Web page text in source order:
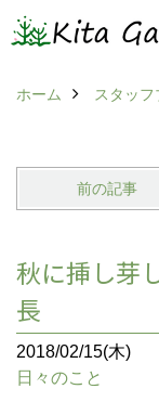
ホーム スタッ
前の記事
秋に挿し芽
長
2018/02/15(木)
日々のこと